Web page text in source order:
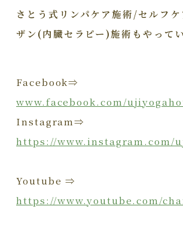
さとう式リンパケア施術/セルフケ
ザン(内臓セラピー)施術もやって
Facebook⇒
www.facebook.com/
Instagram⇒
https://www.instagram.com/
Youtube ⇒
https://www.youtube.com/